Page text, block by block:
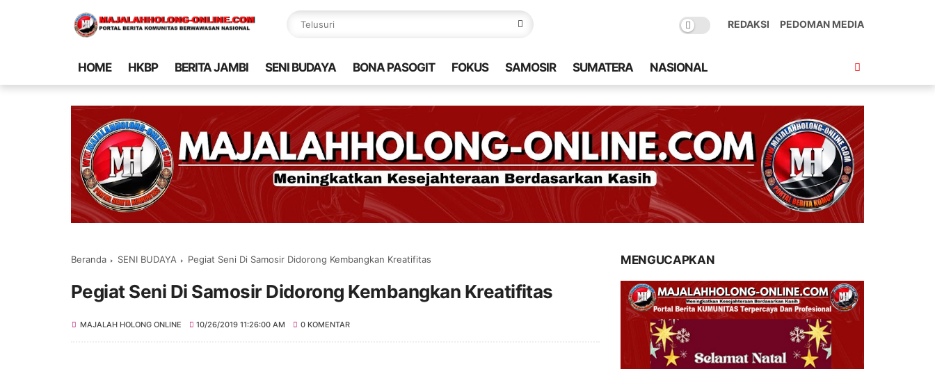
REDAKSI PEDOMAN MEDIA
HOME HKBP BERITA JAMBI SENI BUDAYA BONA PASOGIT FOKUS SAMOSIR SUMATERA NASIONAL
Beranda SENI BUDAYA Pegiat Seni Di Samosir Didorong Kembangkan Kreatifitas
Pegiat Seni Di Samosir Didorong Kembangkan Kreatifitas
MAJALAH HOLONG ONLINE 10/26/2019 11:26:00 AM 0 KOMENTAR
MENGUCAPKAN